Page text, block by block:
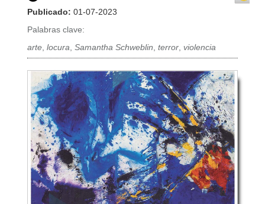
Publicado: 01-07-2023
Palabras clave:
arte,locura,Samantha Schweblin,terror, violencia